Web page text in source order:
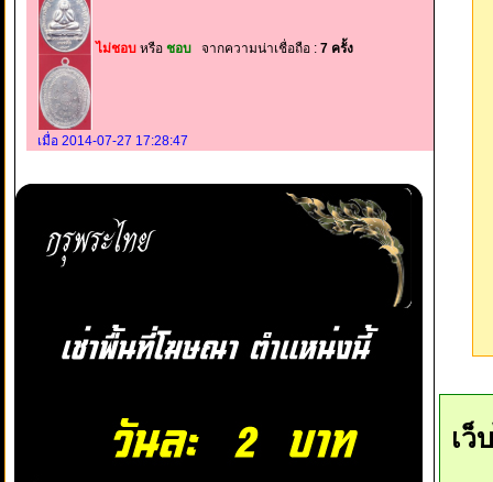
ไม่ชอบ หรือ ชอบ จากความน่าเชื่อถือ : 7 ครั้ง
เมื่อ 2014-07-27 17:28:47
เว็